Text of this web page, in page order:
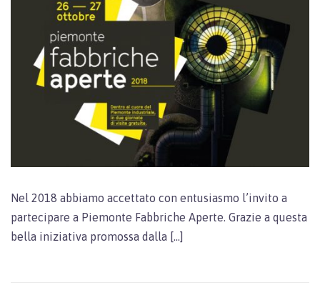
Nel 2018 abbiamo accettato con entusiasmo l’invito a
partecipare a Piemonte Fabbriche Aperte. Grazie a questa
bella iniziativa promossa dalla […]